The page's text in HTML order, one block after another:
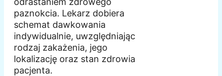
paznokcia. Lekarz dobiera
schemat dawkowania
indywidualnie, uwzględniając
rodzaj zakażenia, jego
lokalizację oraz stan zdrowia
pacjenta.